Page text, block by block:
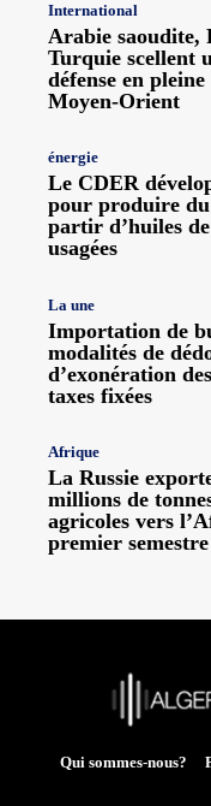
International
Arabie saoudite,
Turquie scellent
défense en
Moyen-Orient
énergie
Le CDER
pour produire
partir d’huiles
usagées
La une
Importation de
modalités de
d’exonération
taxes fixées
Afrique
La Russie
millions de
agricoles vers
premier
Qui sommes-nous?